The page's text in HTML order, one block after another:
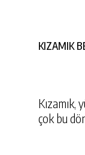
KIZAMIK
Kızamık,
çok bu